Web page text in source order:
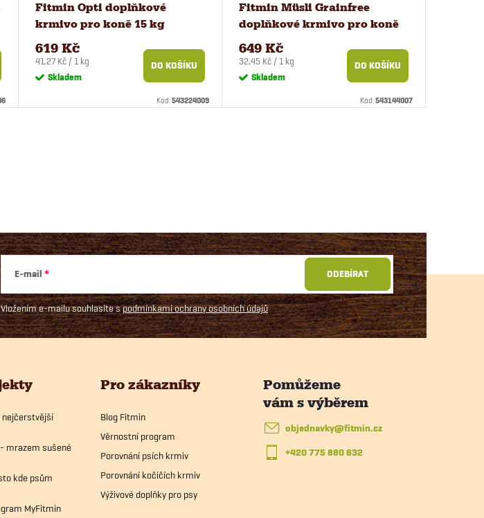
Fitmin Opti doplňkové
krmivo pro koně 15 kg
619 Kč
Měrná
cena:
41,27 Kč / 1 kg
Skladem
DO KOŠÍKU
Kód:543224009
Fitmin Müsli Grainfree
doplňkové krmivo pro koně
20 kg
649 Kč
Měrná
cena:
32,45 Kč / 1 kg
Skladem
DO KOŠÍKU
Kód:543144007
E-mail
Vložením e-mailu souhlasíte spodmínkami ochrany osobních údajů
ODEBÍRAT
nejčerstvější
mrazem sušené
kde psům
MyFitmin
Pro zákazníky
Blog Fitmin
Věrnostní program
Porovnání psích krmiv
Porovnání kočičích krmiv
Výživové doplňky pro psy
objednavky@fitmin.cz
+420 775 880 632